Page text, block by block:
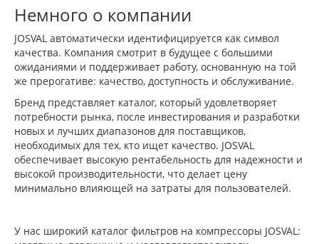
Немного о компании
JOSVAL автоматически идентифицируется как символ
качества. Компания смотрит в будущее с большими
ожиданиями и поддерживает работу, основанную на той
же прерогативе: качество, доступность и обслуживание.
Бренд представляет каталог, который удовлетворяет
потребности рынка, после инвестирования и разработки
новых и лучших диапазонов для поставщиков,
необходимых для тех, кто ищет качество. JOSVAL
обеспечивает высокую рентабельность для надежности и
высокой производительности, что делает цену
минимально влияющей на затраты для пользователей.
У нас широкий каталог фильтров на компрессоры JOSVAL: